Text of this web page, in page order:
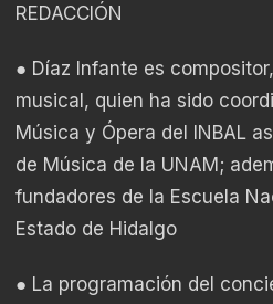
REDACCIÓN
● Díaz Infante es
musical, quien ha sido
Música y Ópera del INBAL
de Música de la UNAM;
fundadores de la Escuela
Estado de Hidalgo
● La programación del